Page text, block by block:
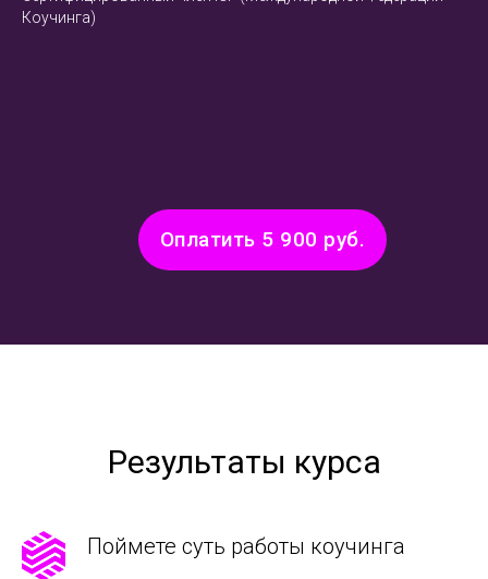
Коучинга)
Оплатить 5 900 руб.
Результаты курса
Поймете суть работы коучинга